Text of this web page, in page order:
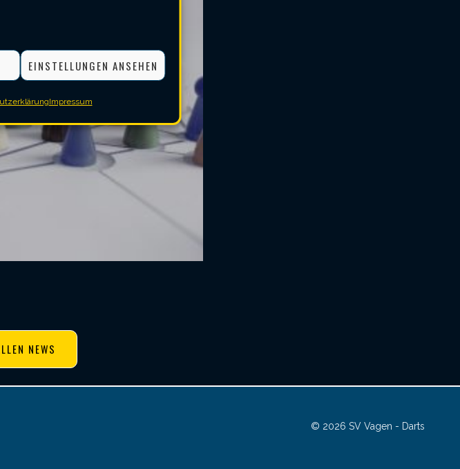
EINSTELLUNGEN ANSEHEN
Impressum
NEWS
© 2026 SV Vagen - Darts